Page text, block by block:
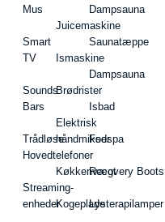
Mus
Smart
TV
Sounds
Bars
Trådløse
Hovedtelefoner
Streaming-
enheder
Juicemaskine
Ismaskine
Brødrister
Elektrisk
håndmikser
Køkkenvægt
Kogeplade
Dampsauna
Saunatæppe
Dampsauna
Isbad
Fodspa
Recovery Boots
Lysterapilamper